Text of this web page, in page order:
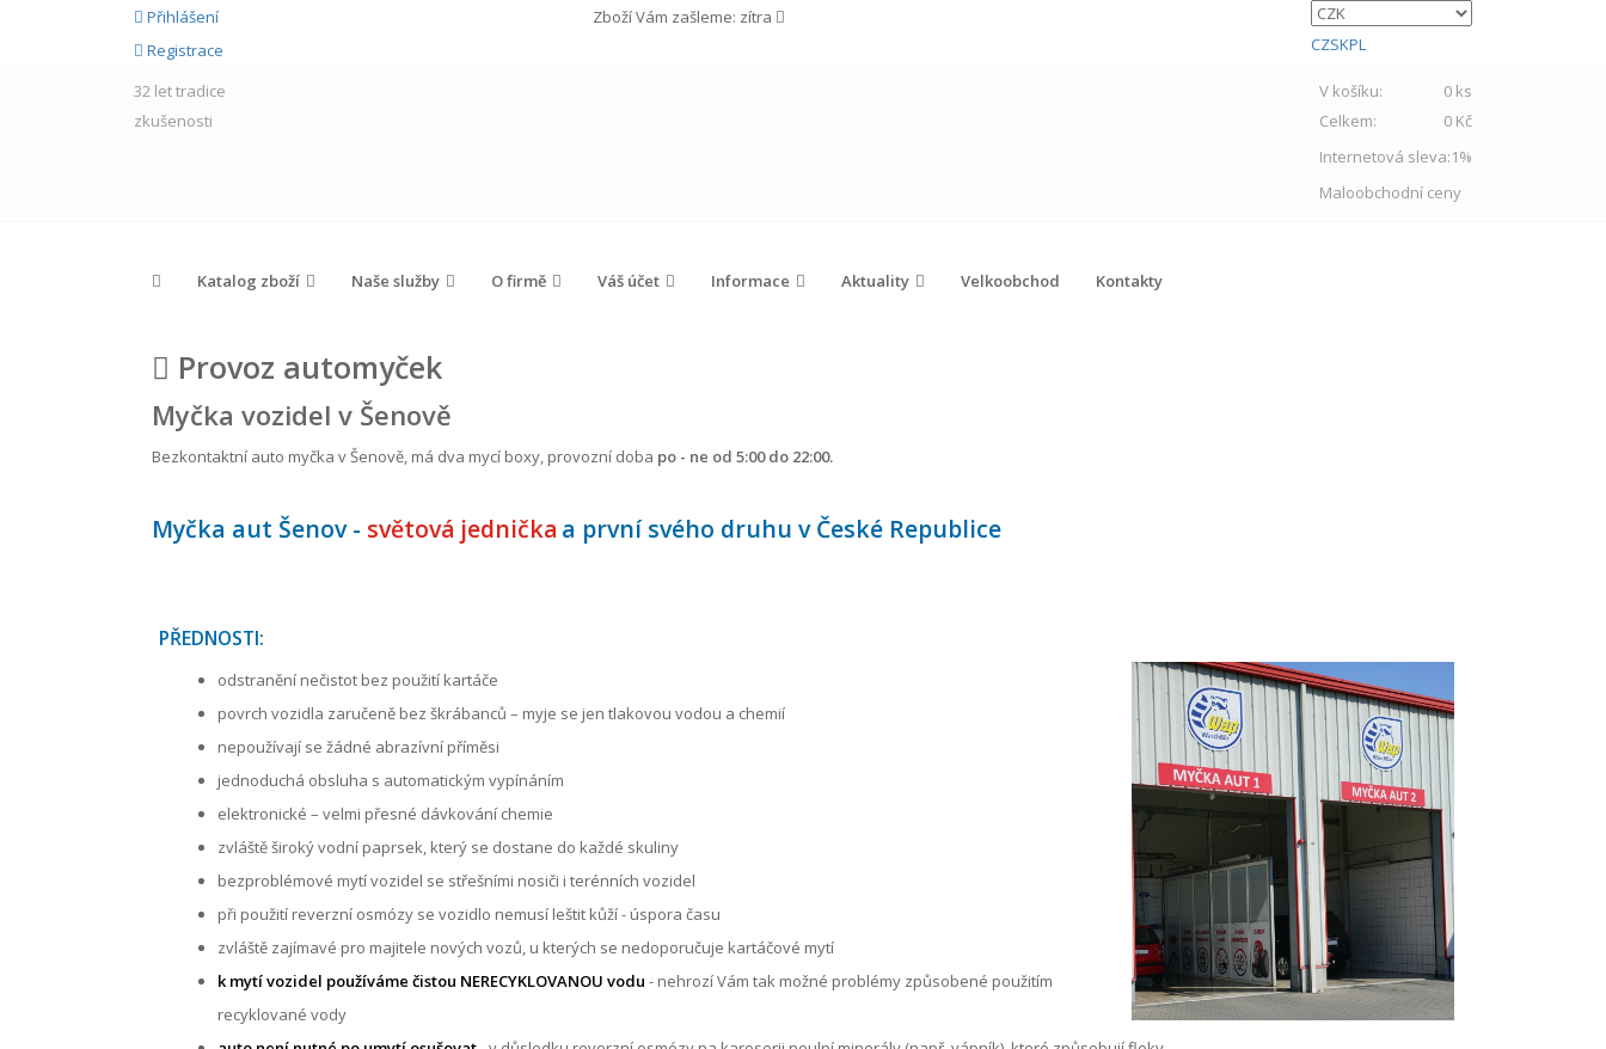
Přihlášení
Registrace
Zboží Vám zašleme: zítra
CZSKPL
32 lettradice
zkušenosti
V košíku:
0 ks
Celkem:
0 Kč
Internetová sleva:1%
Maloobchodní ceny
Katalog zboží Naše služby O firmě Váš účet Informace Aktuality Velkoobchod Kontakty
Provoz automyček
Myčka vozidel v Šenově
Bezkontaktní auto myčka v Šenově, má dva mycí boxy, provozní doba po - ne od 5:00 do 22:00.
Myčka aut Šenov - světová jednička a první svého druhu v České Republice
PŘEDNOSTI:
odstranění nečistot bez použití kartáče
povrch vozidla zaručeně bez škrábanců – myje se jen tlakovou vodou a chemií
nepoužívají se žádné abrazívní příměsi
jednoduchá obsluha s automatickým vypínáním
elektronické – velmi přesné dávkování chemie
zvláště široký vodní paprsek, který se dostane do každé skuliny
bezproblémové mytí vozidel se střešními nosiči i terénních vozidel
při použití reverzní osmózy se vozidlo nemusí leštit kůží - úspora času
zvláště zajímavé pro majitele nových vozů, u kterých se nedoporučuje kartáčové mytí
k mytí vozidel používáme čistou NERECYKLOVANOU vodu - nehrozí Vám tak možné problémy způsobené použitím
recyklované vody